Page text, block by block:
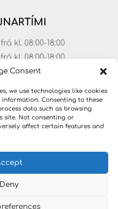
Consent
we use technologies like cookies
Consenting to these
data such as browsing
site. Not consenting or
affect certain features and
Deny
kl. 08:00-18:00
kl. 08:00-18:00
kl. 08:00-18:00
kl. 08:00-17:00
kl. 11:00-15:00